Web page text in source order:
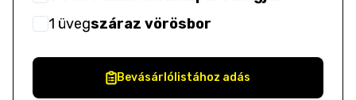
1 üvegszáraz vörösbor
Bevásárlólistához adás